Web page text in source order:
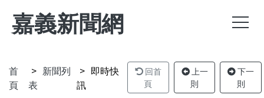
嘉義新聞網
首
頁
新聞列
表
即時快
訊
回首
頁
上一
則
下一
則